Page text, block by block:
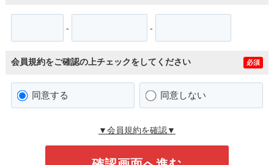
- -
会員規約をご確認の上チェックをしてください 必須
同意する 同意しない
▼会員規約を確認▼